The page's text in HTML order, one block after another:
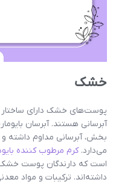
خشک
پوست‌های خشک دارای ساختار
آبرسانی هستند. آبرسان
بخش، آبرسانی مداوم داشته
می‌دارد.کرم مرطوب کننده
است که دارندگان پوست خشک
داشته‌اند. ترکیبات و مواد